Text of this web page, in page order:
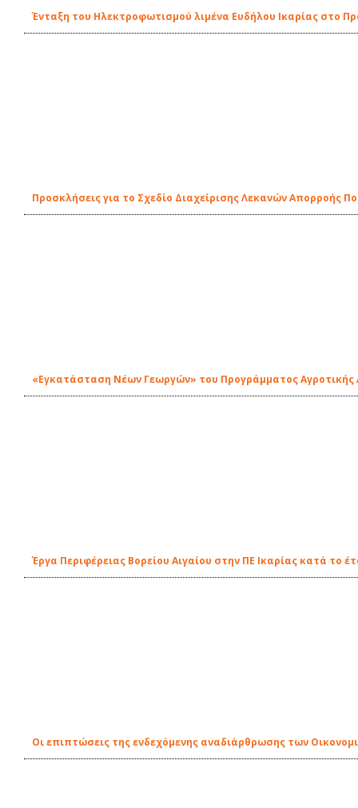
Ένταξη του Ηλεκτροφωτισμού λιμένα Ευδήλου Ικαρίας στο
Προσκλήσεις για το Σχεδίο Διαχείρισης Λεκανών Απορροής
«Εγκατάσταση Νέων Γεωργών» του Προγράμματος Αγροτικής
Έργα Περιφέρειας Βορείου Αιγαίου στην ΠΕ Ικαρίας κατά το
Οι επιπτώσεις της ενδεχόμενης αναδιάρθρωσης των